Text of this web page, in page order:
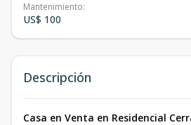
Mantenimiento:
US$ 100
Descripción
Casa en Venta en Residencial